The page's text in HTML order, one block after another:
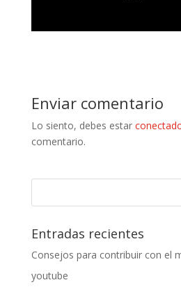
Enviar comentario
Lo siento, debes estar
comentario.
Entradas recientes
Consejos para contribuir con el
youtube